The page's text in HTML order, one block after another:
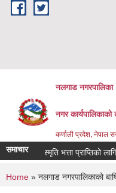
Skip to main content
नलगाड नगरपालिका
नगर
कर्णाली प्रदेश, नेपाल
समाचारस्मृति भत्ता प्राप्तिको लागि
You are here
Home » नलगाड नगरपालिकाको